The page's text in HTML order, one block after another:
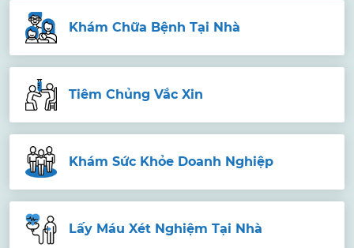
Khám Chữa Bệnh Tại Nhà
Tiêm Chủng Vắc Xin
Khám Sức Khỏe Doanh Nghiệp
Lấy Máu Xét Nghiệm Tại Nhà